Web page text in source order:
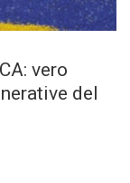
vero
del